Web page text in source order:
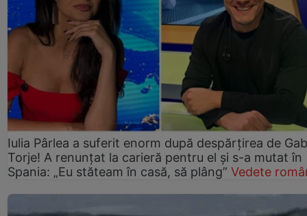
Iulia Pârlea a suferit enorm după despărțirea de
Torje! A renunțat la carieră pentru el și s-a mutat în
Spania: „Eu stăteam în casă, să plâng” Vedete